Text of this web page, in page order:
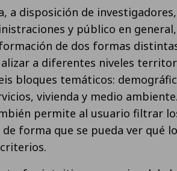
a disposición de
y público en
de dos formas
a diferentes niveles
bloques temáticos:
vivienda y medio
permite al usuario filtrar
forma que se pueda ver qué